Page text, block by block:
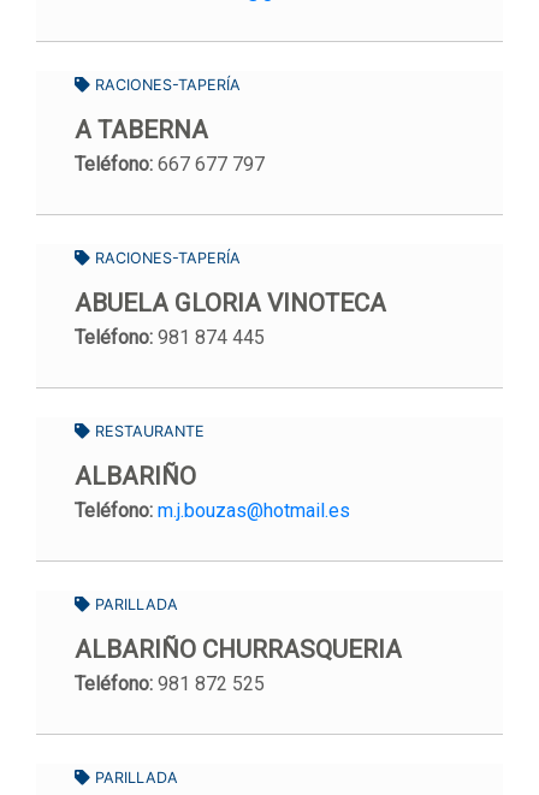
RACIONES-TAPERÍA
A TABERNA
Teléfono: 667 677 797
RACIONES-TAPERÍA
ABUELA GLORIA VINOTECA
Teléfono: 981 874 445
RESTAURANTE
ALBARIÑO
Teléfono: m.j.bouzas@hotmail.es
PARILLADA
ALBARIÑO CHURRASQUERIA
Teléfono: 981 872 525
PARILLADA